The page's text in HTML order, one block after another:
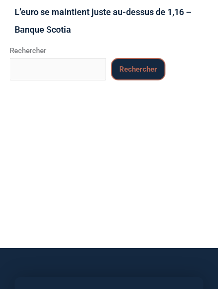
L’euro se maintient juste au-dessus de 1,16 –
Banque Scotia
Rechercher
Rechercher